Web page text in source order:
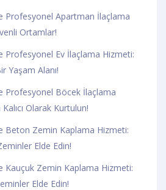
Profesyonel Apartman İlaçlama
Ortamlar!
Profesyonel Ev İlaçlama Hizmeti:
Yaşam Alanı!
Profesyonel Böcek İlaçlama
Olarak Kurtulun!
Beton Zemin Kaplama Hizmeti:
Elde Edin!
Kauçuk Zemin Kaplama Hizmeti:
Elde Edin!